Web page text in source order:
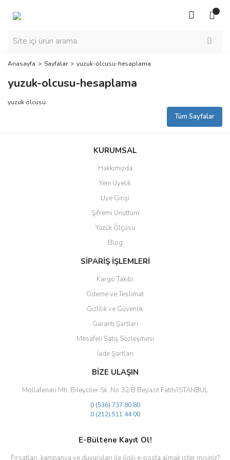
Anasayfa Sayfalar yuzuk-olcusu-hesaplama
yuzuk-olcusu-hesaplama
yuzuk ölcüsü
Tüm Sayfalar
KURUMSAL
Hakkımızda
Yeni Üyelik
Üye Girişi
Şifremi Unuttum
Yüzük Ölçüsü
Blog
SİPARİŞ İŞLEMLERİ
Kargo Takibi
Ödeme ve Teslimat
Gizlilik ve Güvenlik
Garanti Şartları
Mesafeli Satış Sözleşmesi
İade Şartları
BİZE ULAŞIN
Mollafenari Mh. Bileyciler Sk. No:32/B Beyazıt Fatih/İSTANBUL
0 (536) 737 80 80
0 (212) 511 44 00
E-Bültene Kayıt Ol!
Fırsatları, kampanya ve duyuruları ile ilgili e-posta almak ister misiniz?